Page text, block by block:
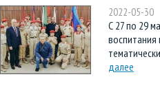
2022-05-30
С 27 по 29
далее